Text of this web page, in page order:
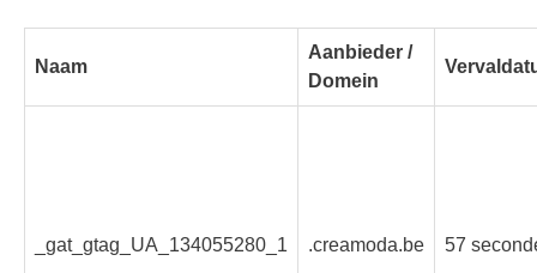
Naam
Aanbieder /
Domein
_gat_gtag_UA_134055280_1 .creamoda.be 57